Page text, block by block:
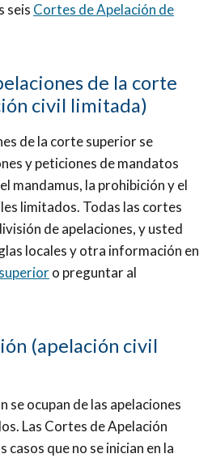
seis Cortes de Apelación de
de la corte
civil limitada)
de la corte superior se
y peticiones de mandatos
mandamus, la prohibición y el
limitados. Todas las cortes
de apelaciones, y usted
locales y otra información en
o preguntar al
(apelación civil
se ocupan de las apelaciones
Las Cortes de Apelación
que no se inician en la